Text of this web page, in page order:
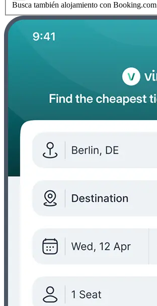
Busca también alojamiento con Booking.com